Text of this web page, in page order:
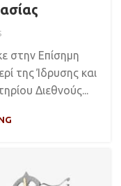
στην Επίσημη
της Ίδρυσης και
Διεθνούς...